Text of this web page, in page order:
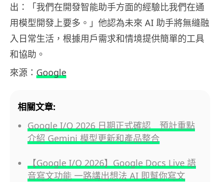
出：「我們在開發智能助手方面的經驗比我們在通
用模型開發上要多。」他認為未來 AI 助手將無縫融
入日常生活，根據用戶需求和情境提供簡單的工具
和協助。
來源： Google
相關文章:
Google I/O 2026 日期正式確認 預計重點
介紹 Gemini 模型更新和產品整合
【Google I/O 2026】Google Docs Live 語
音寫文功能 一路講出想法 AI 即幫你寫文